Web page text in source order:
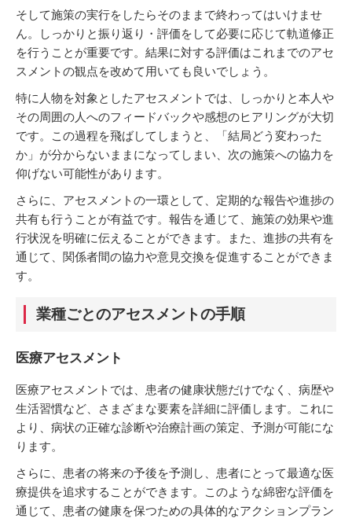
そして施策の実行をしたらそのままで終わってはいけませ
ん。しっかりと振り返り・評価をして必要に応じて軌道修正
を行うことが重要です。結果に対する評価はこれまでのアセ
スメントの観点を改めて用いても良いでしょう。
特に人物を対象としたアセスメントでは、しっかりと本人や
その周囲の人へのフィードバックや感想のヒアリングが大切
です。この過程を飛ばしてしまうと、「結局どう変わった
か」が分からないままになってしまい、次の施策への協力を
仰げない可能性があります。
さらに、アセスメントの一環として、定期的な報告や進捗の
共有も行うことが有益です。報告を通じて、施策の効果や進
行状況を明確に伝えることができます。また、進捗の共有を
通じて、関係者間の協力や意見交換を促進することができま
す。
業種ごとのアセスメントの手順
医療アセスメント
医療アセスメントでは、患者の健康状態だけでなく、病歴や
生活習慣など、さまざまな要素を詳細に評価します。これに
より、病状の正確な診断や治療計画の策定、予測が可能にな
ります。
さらに、患者の将来の予後を予測し、患者にとって最適な医
療提供を追求することができます。このような綿密な評価を
通じて、患者の健康を保つための具体的なアクションプラン